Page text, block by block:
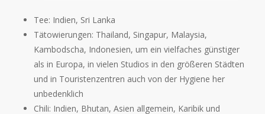
Tee: Indien, Sri Lanka
Tätowierungen: Thailand, Singapur, Malaysia,
Kambodscha, Indonesien, um ein vielfaches günstiger
als in Europa, in vielen Studios in den größeren Städten
und in Touristenzentren auch von der Hygiene her
unbedenklich
Chili: Indien, Bhutan, Asien allgemein, Karibik und